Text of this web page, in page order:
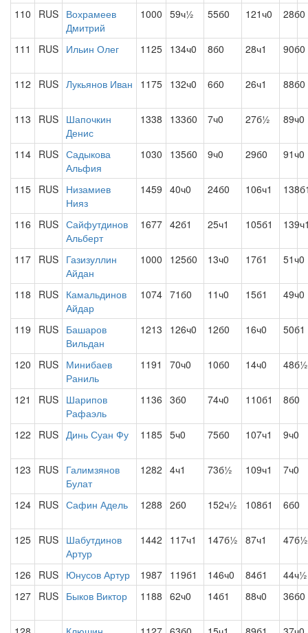
110 RUS Вохрамеев
Дмитрий
1000 59ч½ 55б0 121ч0 28б0
111 RUS Ильин Олег 1125 134ч0 8б0 28ч1 90б0
112 RUS Лукьянов Иван 1175 132ч0 6б0 26ч1 88б0
113 RUS Шапочкин
Денис
1338 133б0 7ч0 27б½ 89ч0
114 RUS Садыкова
Альфия
1030 135б0 9ч0 29б0 91ч0
115 RUS Низамиев
Нияз
1459 40ч0 24б0 106ч1
116 RUS Сайфутдинов
Альберт
1677 42б1 25ч1 105б1
117 RUS Газизуллин
Айдан
1000 125б0 13ч0 17б1 51ч0
118 RUS Камальдинов
Айдар
1074 71б0 11ч0 15б1 49ч0
119 RUS Башаров
Вильдан
1213 126ч0 12б0 16ч0 50б1
120 RUS Минибаев
Раниль
1191 70ч0 10б0 14ч0 48б½
121 RUS Шарипов
Рафаэль
1136 3б0 74ч0 110б1 8б0
122 RUS Динь Суан Фу 1185 5ч0 75б0 107ч1 9ч0
123 RUS Галимзянов
Булат
1282 4ч1 73б½ 109ч1 7ч0
124 RUS Сафин Адель 1288 2б0 152ч½ 108б1 6б0
125 RUS Шабутдинов
Артур
1442 117ч1 147б½ 87ч1 47б½
126 RUS Юнусов Артур 1987 119б1 146ч0 84б1
44ч½
127 RUS Быков Виктор 1188 62ч0 14б1 88ч0 36б0